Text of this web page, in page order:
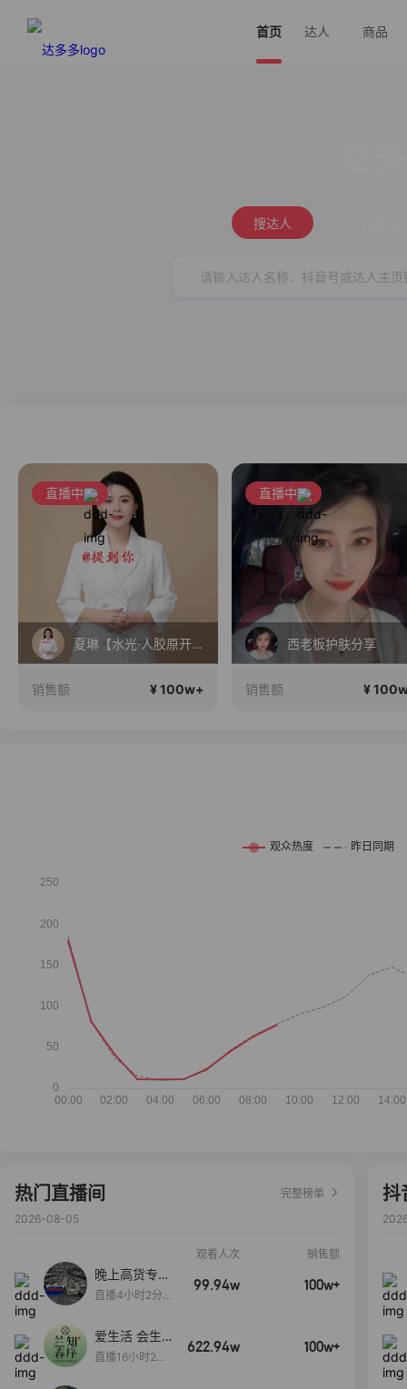
首页 达人 商品
搜达人
直播中
夏琳【水光·人胶原开创者】早上7点直播正在直播
销售额 ¥ 100w+
直播中
西老板护肤分享
销售额 ¥
热门直播间
完整榜单
2026-08-05
观看人次 销售额
晚上高货专场
大放漏
直播4小时2分5
99.94w 100w+
爱生活 会生
活
直播16小时24
622.94w 100w+
抖